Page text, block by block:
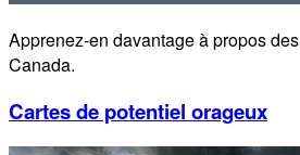
Apprenez-en davantage à propos
Canada.
Cartes de potentiel orageux